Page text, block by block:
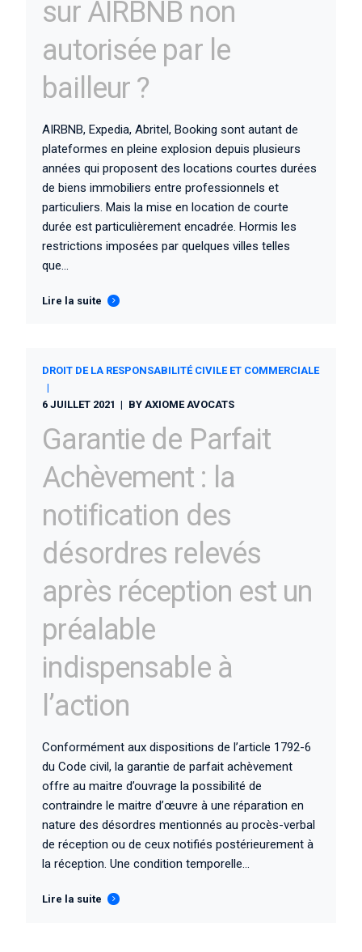
sur AIRBNB non
autorisée par le
bailleur ?
AIRBNB, Expedia, Abritel, Booking sont autant de
plateformes en pleine explosion depuis plusieurs
années qui proposent des locations courtes durées
de biens immobiliers entre professionnels et
particuliers. Mais la mise en location de courte
durée est particulièrement encadrée. Hormis les
restrictions imposées par quelques villes telles
que...
Lire la suite
DROIT DE LA RESPONSABILITÉ CIVILE ET COMMERCIALE
6 JUILLET 2021 BYAXIOME AVOCATS
Garantie de Parfait
Achèvement : la
notification des
désordres relevés
après réception est un
préalable
indispensable à
l’action
Conformément aux dispositions de l’article 1792-6
du Code civil, la garantie de parfait achèvement
offre au maitre d’ouvrage la possibilité de
contraindre le maitre d’œuvre à une réparation en
nature des désordres mentionnés au procès-verbal
de réception ou de ceux notifiés postérieurement à
la réception. Une condition temporelle...
Lire la suite